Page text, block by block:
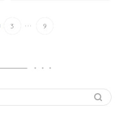
3 ... 9